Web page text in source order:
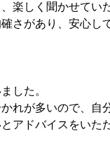
楽しく聞かせてい
さがあり、安心し
した。
れが多いので、自
アドバイスをいた